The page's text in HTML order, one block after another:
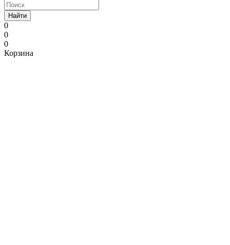
Найти
0
0
0
Корзина